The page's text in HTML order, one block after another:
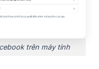
trên máy tính